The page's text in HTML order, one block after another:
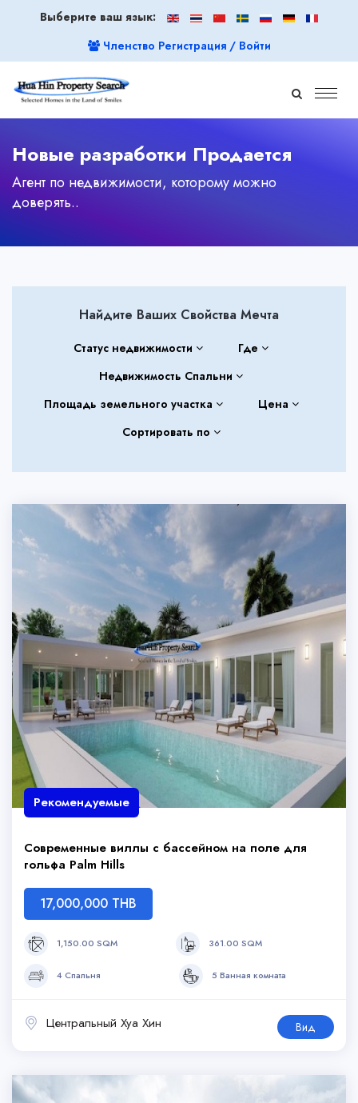
Выберите ваш язык:
Членство Регистрация / Войти
Новые разработки Продается
Агент по недвижимости, которому можно
доверять..
Найдите Ваших Свойства Мечта
Статус недвижимости
Где
Недвижимость Спальни
Площадь земельного участка
Цена
Сортировать по
Рекомендуемые
Современные виллы с бассейном на поле для
гольфа Palm Hills
17,000,000 THB
1,150.00 SQM 361.00 SQM
4 Спальня 5 Ванная комната
Центральный Хуа Хин Вид